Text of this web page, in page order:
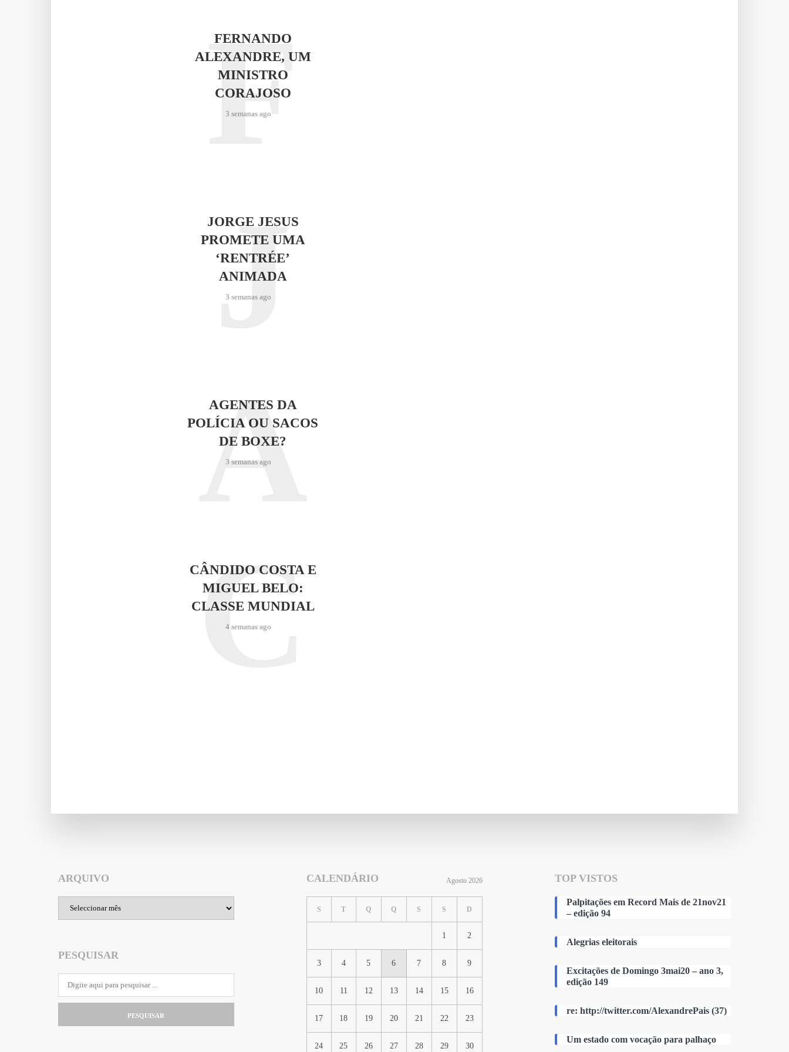
FERNANDO
ALEXANDRE, UM
MINISTRO
CORAJOSO
3 semanas ago
F
JORGE JESUS
PROMETE UMA
‘RENTRÉE’
ANIMADA
3 semanas ago
J
AGENTES DA
POLÍCIA OU SACOS
DE BOXE?
3 semanas ago
A
CÂNDIDO COSTA E
MIGUEL BELO:
CLASSE MUNDIAL
4 semanas ago
C
ARQUIVO
Arquivo
PESQUISAR
PESQUISAR
CALENDÁRIO Agosto 2026
S T Q Q S S D
1 2
3 4 5 6 7 8 9
10 11 12 13 14 15 16
17 18 19 20 21 22 23
24 25 26 27 28 29 30
TOP VISTOS
Palpitações em Record Mais de 21nov21
– edição 94
Alegrias eleitorais
Excitações de Domingo 3mai20 – ano 3,
edição 149
re: http://twitter.com/AlexandrePais (37)
Um estado com vocação para palhaço